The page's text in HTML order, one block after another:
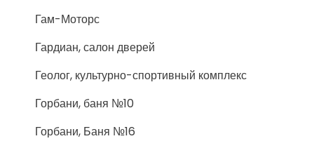
Гам-Моторс
Гардиан, салон дверей
Геолог, культурно-спортивный комплекс
Горбани, баня №10
Горбани, Баня №16